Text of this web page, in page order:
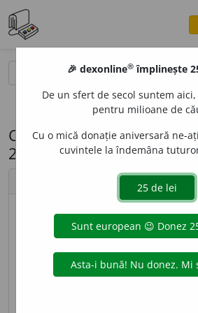
Cuvântul zilei, 8
2023
brodesc, vb.IV. (Pop.
(Adeseair.) A sfârși cu bine un
🎉 dexonline® împlinește
De un sfert de secol suntem
pentru milioane de
Cu o mică donație aniversară ne-
cuvintele la îndemâna